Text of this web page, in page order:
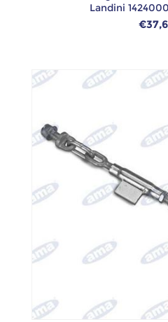
Landini